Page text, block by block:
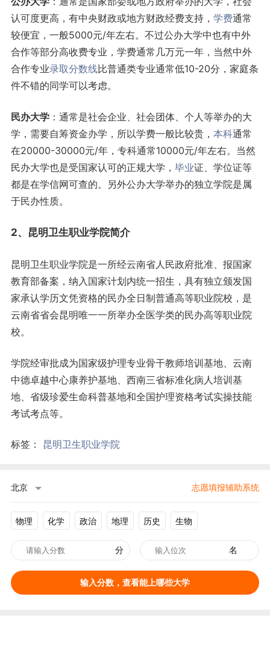
认可度更高，有中央财政或地方财政经费支持， 学费通常
较便宜，一般5000元/年左右。不过公办大学中也有中外
合作等部分高收费专业，学费通常几万元一年，当然中外
合作专业录取分数线比普通类专业通常低10-20分，家庭条
件不错的同学可以考虑。
民办大学：通常是社会企业、社会团体、个人等举办的大
学，需要自筹资金办学，所以学费一般比较贵， 本科通常
在20000-30000元/年，专科通常10000元/年左右。当然
民办大学也是受国家认可的正规大学， 毕业证、学位证等
都是在学信网可查的。另外公办大学举办的独立学院是属
于民办性质。
2、昆明卫生职业学院简介
昆明卫生职业学院是一所经云南省人民政府批准、报国家
教育部备案，纳入国家计划内统一招生，具有独立颁发国
家承认学历文凭资格的民办全日制普通高等职业院校，是
云南省省会昆明唯一一所举办全医学类的民办高等职业院
校。
学院经审批成为国家级护理专业骨干教师培训基地、云南
中德卓越中心康养护基地、西南三省标准化病人培训基
地、省级珍爱生命科普基地和全国护理资格考试实操技能
考试考点等。
标签： 昆明卫生职业学院
北京 志愿填报辅助系统
物理 化学 政治 地理 历史 生物
分 名
输入分数，查看能上哪些大学